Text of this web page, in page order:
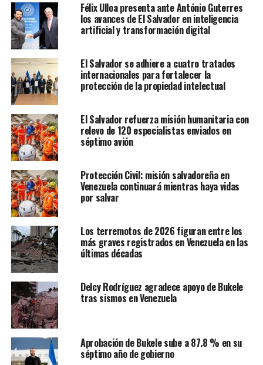
RELATED TOPICS: BUKELE COSTA RICA
EL SALVADOR
GOBIERNO
SEGURIDAD
UP NEXT
Gobierno de Ortega firma memorando de cooperación y
consultas políticas con Irán
DON'T MISS
Diabetes, hipertensión e infartos, principales causas de
muerte en Nicaragua
Félix Ulloa presenta ante António Guterres
los avances de El Salvador en inteligencia
artificial y transformación digital
El Salvador se adhiere a cuatro tratados
internacionales para fortalecer la
protección de la propiedad intelectual
El Salvador refuerza misión humanitaria con
relevo de 120 especialistas enviados en
séptimo avión
Protección Civil: misión salvadoreña en
Venezuela continuará mientras haya vidas
por salvar
Los terremotos de 2026 figuran entre los
más graves registrados en Venezuela en las
últimas décadas
Delcy Rodríguez agradece apoyo de Bukele
tras sismos en Venezuela
Aprobación de Bukele sube a 87.8 % en su
séptimo año de gobierno